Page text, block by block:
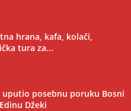
hrana, kafa, kolači,
tura za...
posebnu poruku Bosni
Džeki